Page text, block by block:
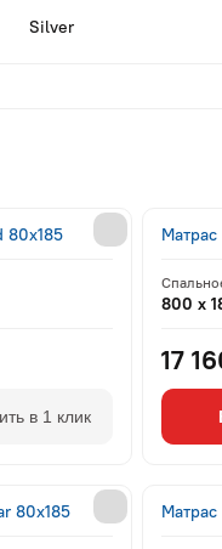
Silver
80x185
в 1 клик
800 x
17
80x185